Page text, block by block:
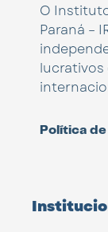
O
Paraná –
lucrativos
Política